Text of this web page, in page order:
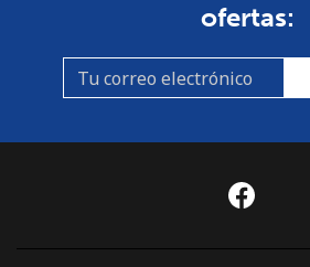
ofertas: